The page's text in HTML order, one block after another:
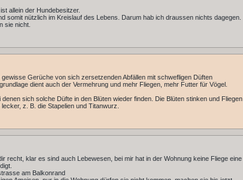
allein der Hundebesitzer.
somit nützlich im Kreislauf des Lebens. Darum hab ich draussen nichts dagegen.
sie nicht.
gewisse Gerüche von sich zersetzenden Abfällen mit schwefligen Düften
dient auch der Vermehrung und mehr Fliegen, mehr Futter für Vögel.
denen sich solche Düfte in den Blüten wieder finden. Die Blüten stinken und Fliegen
z. B. die Stapelien und Titanwurz.
recht, klar es sind auch Lebewesen, bei mir hat in der Wohnung keine Fliege eine
am Balkonrand